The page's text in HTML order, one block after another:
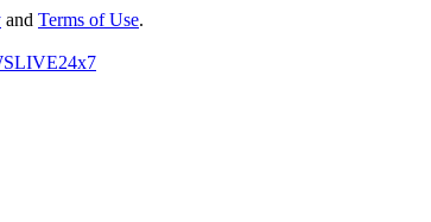
and Terms of Use.